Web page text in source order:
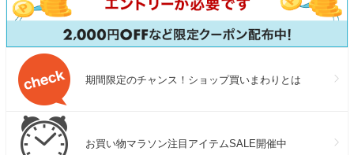
期間限定のチャンス！ショップ買いまわりとは
お買い物マラソン注目アイテムSALE開催中